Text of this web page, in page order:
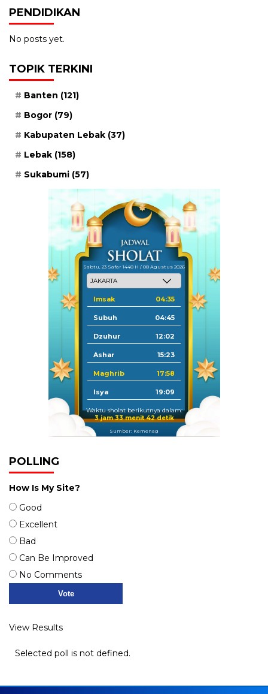
PENDIDIKAN
No posts yet.
TOPIK TERKINI
Banten (121)
Bogor (79)
Kabupaten Lebak (37)
Lebak (158)
Sukabumi (57)
Sabtu, 23 Safar 1448 H / 08 Agustus 2026
Imsak 04:35
Subuh 04:45
Dzuhur 12:02
Ashar 15:23
Maghrib 17:58
Isya 19:09
Waktu sholat berikutnya dalam:
3 jam 33 menit 42 detik
Sumber: Kemenag
POLLING
How Is My Site?
Good
Excellent
Bad
Can Be Improved
No Comments
View Results
Selected poll is not defined.